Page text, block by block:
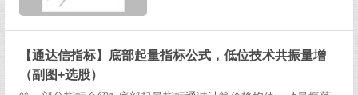
评析 热轧板卷，多空评分：-1
【通达信指标】底部起量指标公式，低位技术共振量增
（副图+选股）